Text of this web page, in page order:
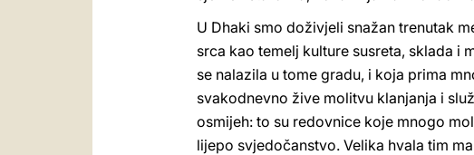
U Dhaki smo doživjeli snažan trenutak
srca kao temelj kulture susreta, sklada i
se nalazila u tome gradu, i koja prima
svakodnevno žive molitvu klanjanja i
osmijeh: to su redovnice koje mnogo
lijepo svjedočanstvo. Velika hvala tim